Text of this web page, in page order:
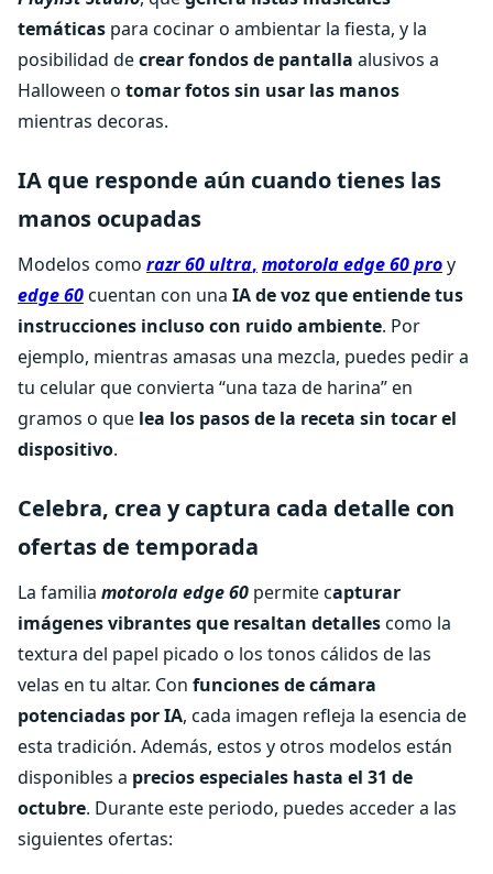
temáticas para cocinar o ambientar la fiesta, y la
posibilidad decrear fondos de pantalla alusivos a
Halloween o tomar fotos sin usar las manos
mientras decoras.
IA que responde aún cuando tienes las
manos ocupadas
Modelos como razr 60 ultra, motorola edge 60 proy
edge 60cuentan con una IA de voz que entiende tus
instrucciones incluso con ruido ambiente. Por
ejemplo, mientras amasas una mezcla, puedes pedir a
tu celular que convierta “una taza de harina” en
gramos o que lea los pasos de la receta sin tocar el
dispositivo.
Celebra, crea y captura cada detalle con
ofertas de temporada
La familia motorola edge 60 permite capturar
imágenes vibrantes que resaltan detallescomo la
textura del papel picado o los tonos cálidos de las
velas en tu altar. Con funciones de cámara
potenciadas por IA, cada imagen refleja la esencia de
esta tradición. Además, estos y otros modelos están
disponibles a precios especiales hasta el 31 de
octubre. Durante este periodo, puedes acceder a las
siguientes ofertas: